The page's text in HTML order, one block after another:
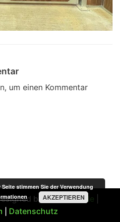
um einen Kommentar
bySTSMedia.de
Datenschutz
stimmen Sie der Verwendung
AKZEPTIEREN